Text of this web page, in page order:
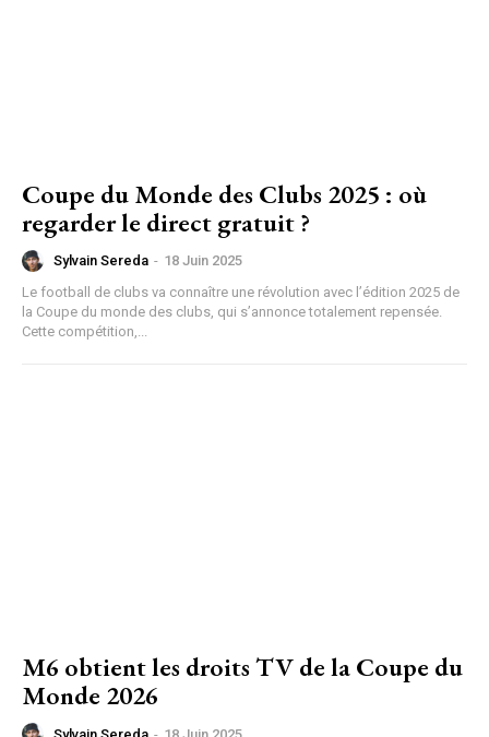
Coupe du Monde des Clubs 2025 : où
regarder le direct gratuit ?
Sylvain Sereda - 18 Juin 2025
Le football de clubs va connaître une révolution avec l’édition 2025 de
la Coupe du monde des clubs, qui s’annonce totalement repensée.
Cette compétition,...
M6 obtient les droits TV de la Coupe du
Monde 2026